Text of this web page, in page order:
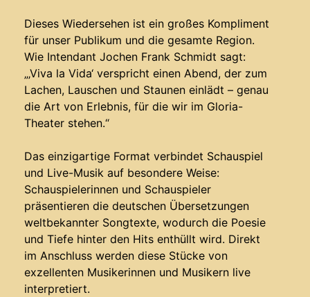
Dieses Wiedersehen ist ein großes Kompliment
für unser Publikum und die gesamte Region.
Wie Intendant Jochen Frank Schmidt sagt:
„‚Viva la Vida‘ verspricht einen Abend, der zum
Lachen, Lauschen und Staunen einlädt – genau
die Art von Erlebnis, für die wir im Gloria-
Theater stehen.“
Das einzigartige Format verbindet Schauspiel
und Live-Musik auf besondere Weise:
Schauspielerinnen und Schauspieler
präsentieren die deutschen Übersetzungen
weltbekannter Songtexte, wodurch die Poesie
und Tiefe hinter den Hits enthüllt wird. Direkt
im Anschluss werden diese Stücke von
exzellenten Musikerinnen und Musikern live
interpretiert.